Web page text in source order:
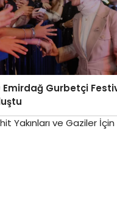
Emirdağ Gurbetçi